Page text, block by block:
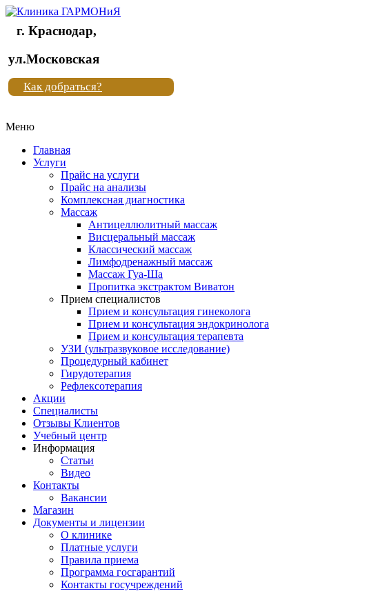
Клиника
"Новая
жизнь"
Клиника
жизнь"
г. Краснодар,
ул.Московская
Как добраться?
Меню
Главная
Услуги
Прайс на услуги
Прайс на анализы
Комплексная диагностика
Массаж
Антицеллюлитный массаж
Висцеральный массаж
Классический массаж
Лимфодренажный массаж
Массаж Гуа-Ша
Пропитка экстрактом Виватон
Прием специалистов
Прием и консультация гинеколога
Прием и консультация эндокринолога
Прием и консультация терапевта
УЗИ (ультразвуковое исследование)
Процедурный кабинет
Гирудотерапия
Рефлексотерапия
Акции
Специалисты
Отзывы Клиентов
Учебный центр
Информация
Статьи
Видео
Контакты
Вакансии
Магазин
Документы и лицензии
О клинике
Платные услуги
Правила приема
Программа госгарантий
Контакты госучреждений